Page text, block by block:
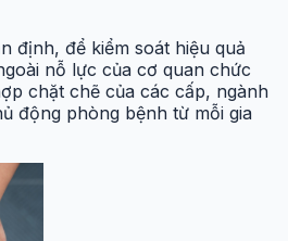
định, để kiểm soát hiệu quả
nỗ lực của cơ quan chức
chặt chẽ của các cấp, ngành
động phòng bệnh từ mỗi gia